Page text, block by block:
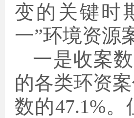
变的关键时
一”环境资源
一是收案
的各类环资
数的47.1%